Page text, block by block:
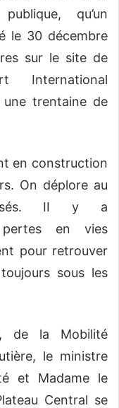
qu’un
le 30 décembre
sur le site de
International
une trentaine de
en construction
On déplore au
II y a
pertes en vies
pour retrouver
sous les
de la Mobilité
le ministre
et Madame le
Central se